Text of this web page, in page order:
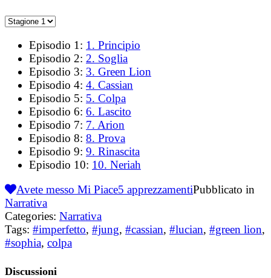
Episodio 1: 1. Principio
Episodio 2: 2. Soglia
Episodio 3: 3. Green Lion
Episodio 4: 4. Cassian
Episodio 5: 5. Colpa
Episodio 6: 6. Lascito
Episodio 7: 7. Arion
Episodio 8: 8. Prova
Episodio 9: 9. Rinascita
Episodio 10: 10. Neriah
Avete messo Mi Piace5 apprezzamentiPubblicato in
Narrativa
Categories: Narrativa
Tags: #imperfetto, #jung, #cassian, #lucian, #green lion,
#sophia, colpa
Discussioni